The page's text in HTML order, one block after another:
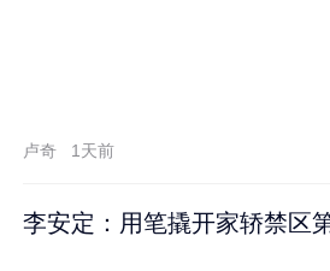
卢奇 1天前
李安定：用笔撬开家轿禁区